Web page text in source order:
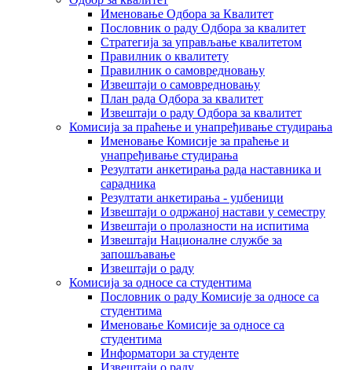
Именовање Одбора за Квалитет
Пословник о раду Одбора за квалитет
Стратегија за управљање квалитетом
Правилник о квалитету
Правилник о самовредновању
Извештаји о самовредновању
План рада Одбора за квалитет
Извештаји о раду Одбора за квалитет
Комисија за праћење и унапређивање студирања
Именовање Комисије за праћење и
унапређивање студирања
Резултати анкетирања рада наставника и
сарадника
Резултати анкетирања - уџбеници
Извештаји о одржаној настави у семестру
Извештаји о пролазности на испитима
Извештаји Националне службе за
запошљавање
Извештаји о раду
Комисија за односе са студентима
Пословник о раду Комисије за односе са
студентима
Именовање Комисије за односе са
студентима
Информатори за студенте
Извештаји о раду